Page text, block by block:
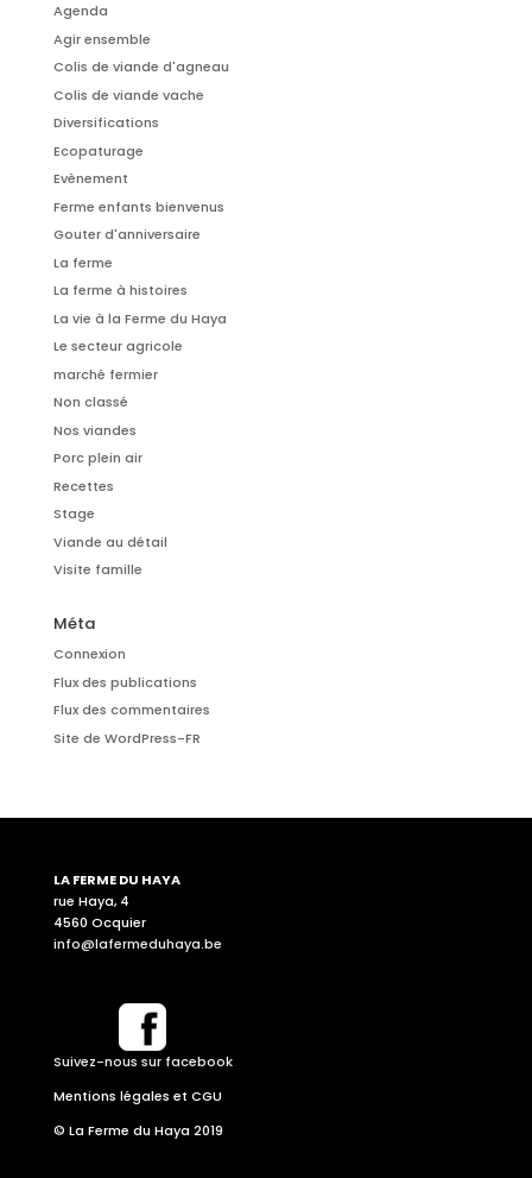
Agenda
Agir ensemble
Colis de viande d'agneau
Colis de viande vache
Diversifications
Ecopaturage
Evènement
Ferme enfants bienvenus
Gouter d'anniversaire
La ferme
La ferme à histoires
La vie à la Ferme du Haya
Le secteur agricole
marché fermier
Non classé
Nos viandes
Porc plein air
Recettes
Stage
Viande au détail
Visite famille
Méta
Connexion
Flux des publications
Flux des commentaires
Site de WordPress-FR
LA FERME DU HAYA
rue Haya, 4
4560 Ocquier
info@lafermeduhaya.be
Suivez-nous sur facebook
Mentions légales et CGU
© La Ferme du Haya 2019